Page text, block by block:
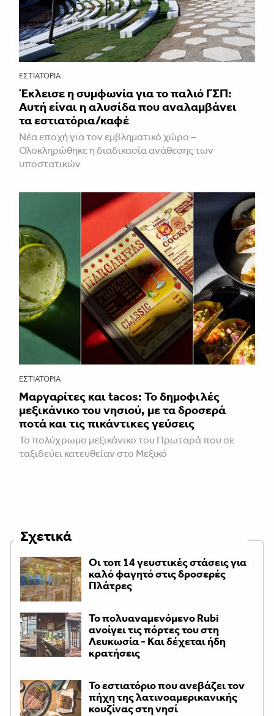
ΕΣΤΙΑΤΌΡΙΑ
Έκλεισε η συμφωνία για το παλιό ΓΣΠ:
Αυτή είναι η αλυσίδα που αναλαμβάνει
τα εστιατόρια/καφέ
Νέα εποχή για τον εμβληματικό χώρο –
Ολοκληρώθηκε η διαδικασία ανάθεσης των
υποστατικών
ΕΣΤΙΑΤΌΡΙΑ
Μαργαρίτες και tacos: Το δημοφιλές
μεξικάνικο του νησιού, με τα δροσερά
ποτά και τις πικάντικες γεύσεις
Το πολύχρωμο μεξικάνικο του Πρωταρά που σε
ταξιδεύει κατευθείαν στο Μεξικό
Σχετικά
Οι τοπ 14 γευστικές στάσεις για
καλό φαγητό στις δροσερές
Πλάτρες
Το πολυαναμενόμενο Rubi
ανοίγει τις πόρτες του στη
Λευκωσία - Και δέχεται ήδη
κρατήσεις
Το εστιατόριο που ανεβάζει τον
πήχη της λατινοαμερικανικής
κουζίνας στη νησί